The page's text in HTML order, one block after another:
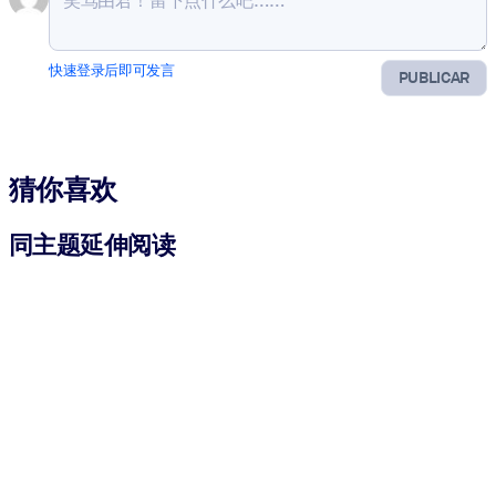
PUBLICAR
快速登录后即可发言
猜你喜欢
同主题延伸阅读